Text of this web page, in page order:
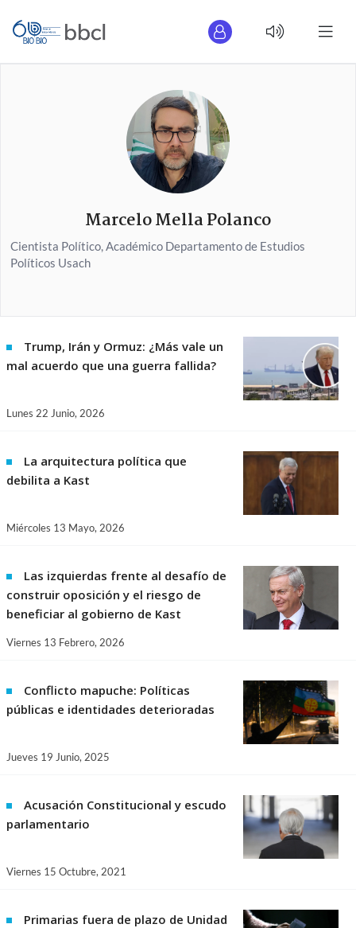
Marcelo Mella Polanco
Cientista Político, Académico Departamento de Estudios
Políticos Usach
Trump, Irán y Ormuz: ¿Más vale un
mal acuerdo que una guerra fallida?
Lunes 22 Junio, 2026
La arquitectura política que
debilita a Kast
Miércoles 13 Mayo, 2026
Las izquierdas frente al desafío de
construir oposición y el riesgo de
beneficiar al gobierno de Kast
Viernes 13 Febrero, 2026
Conflicto mapuche: Políticas
públicas e identidades deterioradas
Jueves 19 Junio, 2025
Acusación Constitucional y escudo
parlamentario
Viernes 15 Octubre, 2021
Primarias fuera de plazo de Unidad